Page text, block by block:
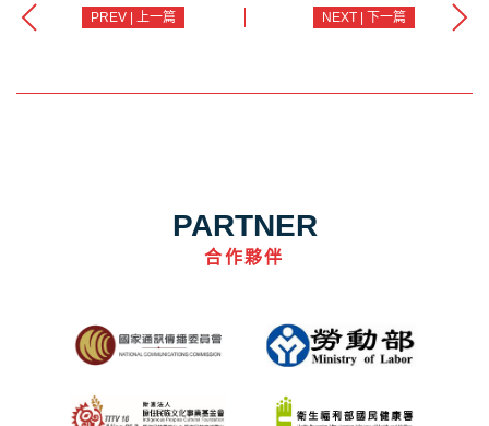
PREV | 上一篇 NEXT | 下一篇
PARTNER
合作夥伴